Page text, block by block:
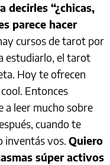
decirles “¿chicas,
parece hacer
cursos de tarot por
estudiarlo, el tarot
Hoy te ofrecen
Entonces
a leer mucho sobre
cuando te
inventás vos. Quiero
súper activos